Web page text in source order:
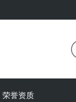
荣誉资质